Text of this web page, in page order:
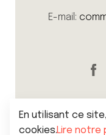
E-mail:
En utilisant ce
cookies.Lire notre